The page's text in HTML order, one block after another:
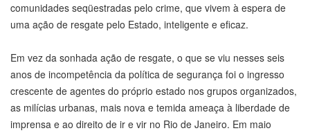
comunidades seqüestradas pelo crime, que vivem à espera de
uma ação de resgate pelo Estado, inteligente e eficaz.
Em vez da sonhada ação de resgate, o que se viu nesses seis
anos de incompetência da política de segurança foi o ingresso
crescente de agentes do próprio estado nos grupos organizados,
as milícias urbanas, mais nova e temida ameaça à liberdade de
imprensa e ao direito de ir e vir no Rio de Janeiro. Em maio